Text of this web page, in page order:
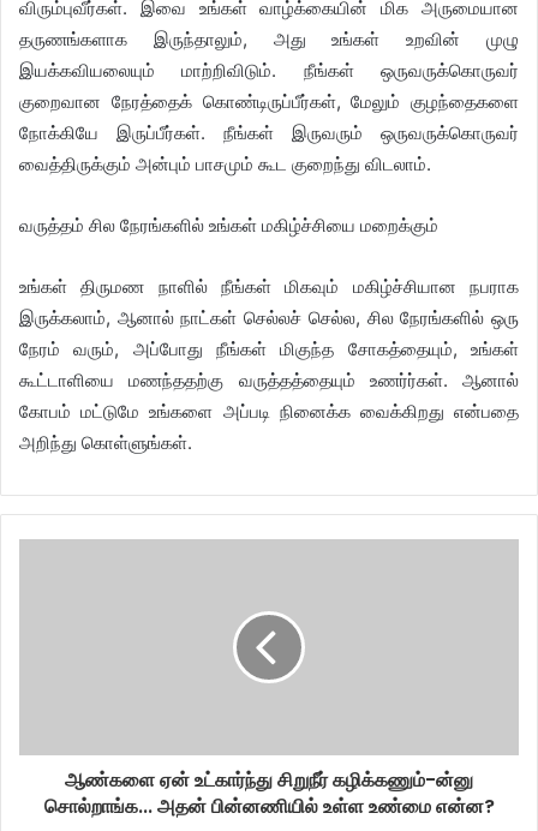
விரும்புவீர்கள். இவை உங்கள் வாழ்க்கையின் மிக அருமையான
தருணங்களாக இருந்தாலும், அது உங்கள் உறவின் முழு
இயக்கவியலையும் மாற்றிவிடும். நீங்கள் ஒருவருக்கொருவர்
குறைவான நேரத்தைக் கொண்டிருப்பீர்கள், மேலும் குழந்தைகளை
நோக்கியே இருப்பீர்கள். நீங்கள் இருவரும் ஒருவருக்கொருவர்
வைத்திருக்கும் அன்பும் பாசமும் கூட குறைந்து விடலாம்.
வருத்தம் சில நேரங்களில் உங்கள் மகிழ்ச்சியை மறைக்கும்
உங்கள் திருமண நாளில் நீங்கள் மிகவும் மகிழ்ச்சியான நபராக
இருக்கலாம், ஆனால் நாட்கள் செல்லச் செல்ல, சில நேரங்களில் ஒரு
நேரம் வரும், அப்போது நீங்கள் மிகுந்த சோகத்தையும், உங்கள்
கூட்டாளியை மணந்ததற்கு வருத்தத்தையும் உணர்ர்கள். ஆனால்
கோபம் மட்டுமே உங்களை அப்படி நினைக்க வைக்கிறது என்பதை
அறிந்து கொள்ளுங்கள்.
ஆண்களை ஏன் உட்கார்ந்து சிறுநீர் கழிக்கணும்-ன்னு
சொல்றாங்க... அதன் பின்னணியில் உள்ள உண்மை என்ன?